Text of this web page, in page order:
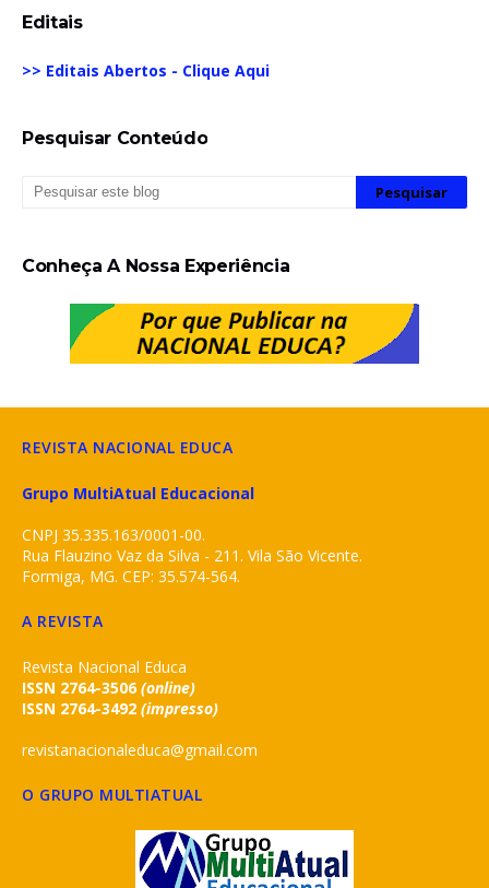
Editais
>> Editais Abertos - Clique Aqui
Pesquisar Conteúdo
Conheça A Nossa Experiência
REVISTA NACIONAL EDUCA
Grupo MultiAtual Educacional
CNPJ 35.335.163/0001-00.
Rua Flauzino Vaz da Silva - 211. Vila São Vicente.
Formiga, MG. CEP: 35.574-564.
A REVISTA
Revista Nacional Educa
ISSN 2764-3506(online)
ISSN 2764-3492 (impresso)
revistanacionaleduca@gmail.com
O GRUPO MULTIATUAL